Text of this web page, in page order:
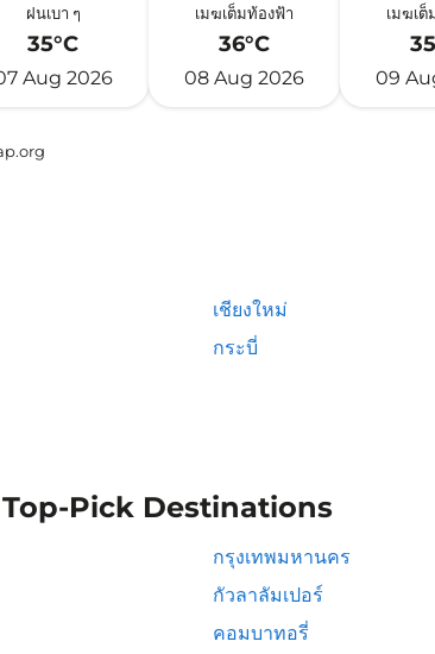
ฝนเบา ๆ
35°C
Aug 2026
เมฆเต็มท้องฟ้า
36°C
08 Aug 2026
เมฆเต็
09
เชียงใหม่
กระบี่
Pick Destinations
กรุงเทพมหานคร
กัวลาลัมเปอร์
คอมบาทอรี่